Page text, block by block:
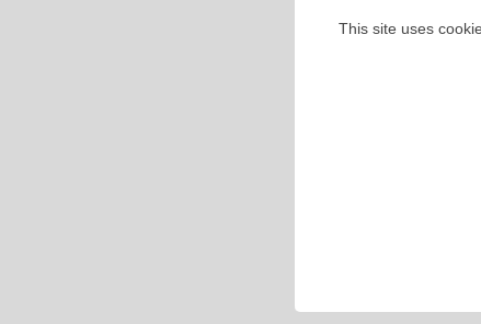
This site uses